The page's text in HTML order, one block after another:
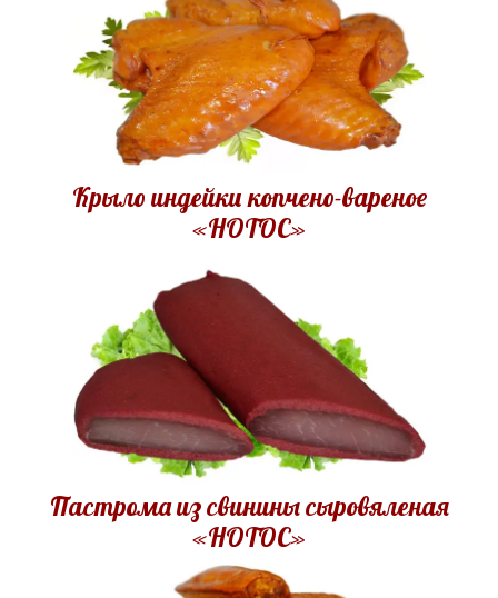
Крыло индейки копчено-вареное
«НОТОС»
Пастрома из свинины сыровяленая
«НОТОС»